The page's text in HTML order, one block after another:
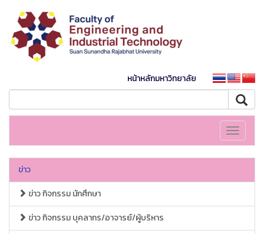
หน้าหลักมหาวิทยาลัย
Toggle
ข่าว
ข่าว กิจกรรม นักศึกษา
ข่าว กิจกรรม บุคลากร/อาจารย์/ผู้บริหาร